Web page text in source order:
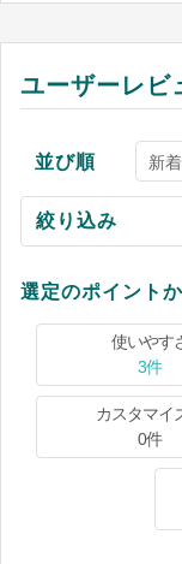
ユーザーレビ
並び順
絞り込み
選定のポイント
使いやす
3件
カスタマイ
0件